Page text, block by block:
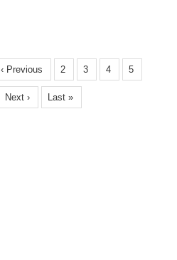
‹ Previous 2 3 4 5
Next › Last »